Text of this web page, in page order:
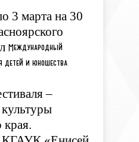
3 марта на 30
Международный
детей и юношества
–
края.